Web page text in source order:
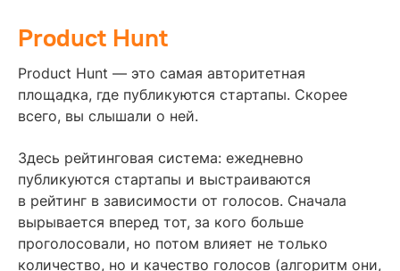
Product Hunt
Product Hunt — это самая авторитетная
площадка, где публикуются стартапы. Скорее
всего, вы слышали о ней.
Здесь рейтинговая система: ежедневно
публикуются стартапы и выстраиваются
в рейтинг в зависимости от голосов. Сначала
вырывается вперед тот, за кого больше
проголосовали, но потом влияет не только
количество, но и качество голосов (алгоритм они,